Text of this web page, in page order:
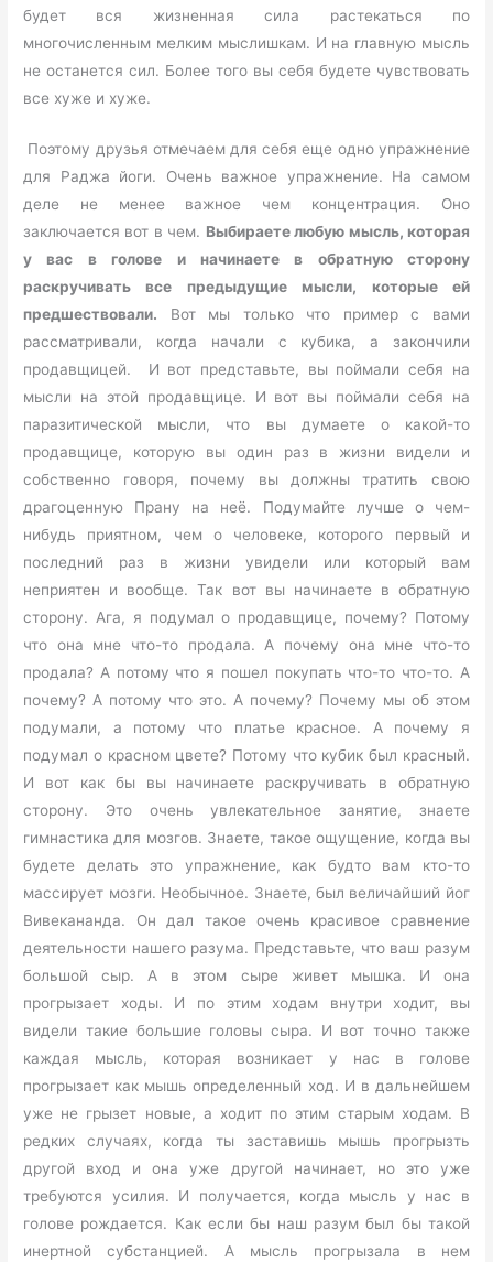
будет вся жизненная сила растекаться по
многочисленным мелким мыслишкам. И на главную мысль
не останется сил. Более того вы себя будете чувствовать
все хуже и хуже.
Поэтому друзья отмечаем для себя еще одно упражнение
для Раджа йоги. Очень важное упражнение. На самом
деле не менее важное чем концентрация. Оно
заключается вот в чем. Выбираете любую мысль, которая
у вас в голове и начинаете в обратную сторону
раскручивать все предыдущие мысли, которые ей
предшествовали. Вот мы только что пример с вами
рассматривали, когда начали с кубика, а закончили
продавщицей. И вот представьте, вы поймали себя на
мысли на этой продавщице. И вот вы поймали себя на
паразитической мысли, что вы думаете о какой-то
продавщице, которую вы один раз в жизни видели и
собственно говоря, почему вы должны тратить свою
драгоценную Прану на неё. Подумайте лучше о чем-
нибудь приятном, чем о человеке, которого первый и
последний раз в жизни увидели или который вам
неприятен и вообще. Так вот вы начинаете в обратную
сторону. Ага, я подумал о продавщице, почему? Потому
что она мне что-то продала. А почему она мне что-то
продала? А потому что я пошел покупать что-то что-то. А
почему? А потому что это. А почему? Почему мы об этом
подумали, а потому что платье красное. А почему я
подумал о красном цвете? Потому что кубик был красный.
И вот как бы вы начинаете раскручивать в обратную
сторону. Это очень увлекательное занятие, знаете
гимнастика для мозгов. Знаете, такое ощущение, когда вы
будете делать это упражнение, как будто вам кто-то
массирует мозги. Необычное. Знаете, был величайший йог
Вивекананда. Он дал такое очень красивое сравнение
деятельности нашего разума. Представьте, что ваш разум
большой сыр. А в этом сыре живет мышка. И она
прогрызает ходы. И по этим ходам внутри ходит, вы
видели такие большие головы сыра. И вот точно также
каждая мысль, которая возникает у нас в голове
прогрызает как мышь определенный ход. И в дальнейшем
уже не грызет новые, а ходит по этим старым ходам. В
редких случаях, когда ты заставишь мышь прогрызть
другой вход и она уже другой начинает, но это уже
требуются усилия. И получается, когда мысль у нас в
голове рождается. Как если бы наш разум был бы такой
инертной субстанцией. А мысль прогрызала в нем